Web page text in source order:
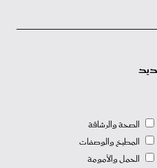
الصحة والرشاقة
المطبخ والوصفات
الحمل والأمومة